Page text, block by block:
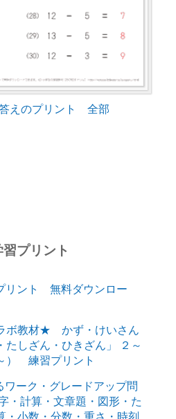
えのプリント 全部
プリント
リント 無料ダウンロー
ボ教材★ かず・けいさん
たしざん・ひきざん」 ２～
） 練習プリント
ーク・グレードアップ問
・計算・文章題・図形・た
・小数・分数・重さ・時刻